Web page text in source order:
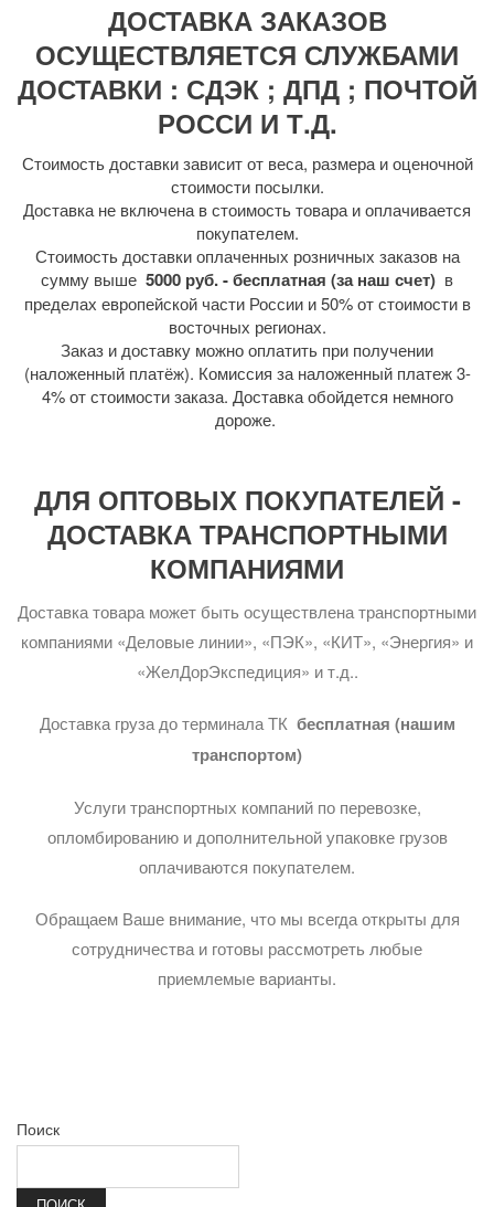
ДОСТАВКА ЗАКАЗОВ
ОСУЩЕСТВЛЯЕТСЯ СЛУЖБАМИ
ДОСТАВКИ : СДЭК ; ДПД ; ПОЧТОЙ
РОССИ И Т.Д.
Стоимость доставки зависит от веса, размера и оценочной
стоимости посылки.
Доставка не включена в стоимость товара и оплачивается
покупателем.
Стоимость доставки оплаченных розничных заказов на
сумму выше 5000 руб. - бесплатная (за наш счет) в
пределах европейской части России и 50% от стоимости в
восточных регионах.
Заказ и доставку можно оплатить при получении
(наложенный платёж). Комиссия за наложенный платеж 3-
4% от стоимости заказа. Доставка обойдется немного
дороже.
ДЛЯ ОПТОВЫХ ПОКУПАТЕЛЕЙ -
ДОСТАВКА ТРАНСПОРТНЫМИ
КОМПАНИЯМИ
Доставка товара может быть осуществлена транспортными
компаниями «Деловые линии», «ПЭК», «КИТ», «Энергия» и
«ЖелДорЭкспедиция» и т.д..
Доставка груза до терминала ТК бесплатная (нашим
транспортом)
Услуги транспортных компаний по перевозке,
опломбированию и дополнительной упаковке грузов
оплачиваются покупателем.
Обращаем Ваше внимание, что мы всегда открыты для
сотрудничества и готовы рассмотреть любые
приемлемые варианты.
Поиск